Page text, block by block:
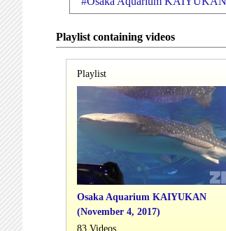
Playlist containing videos
Playlist
Osaka Aquarium KAIYUKAN
(November 4, 2017)
83 Videos